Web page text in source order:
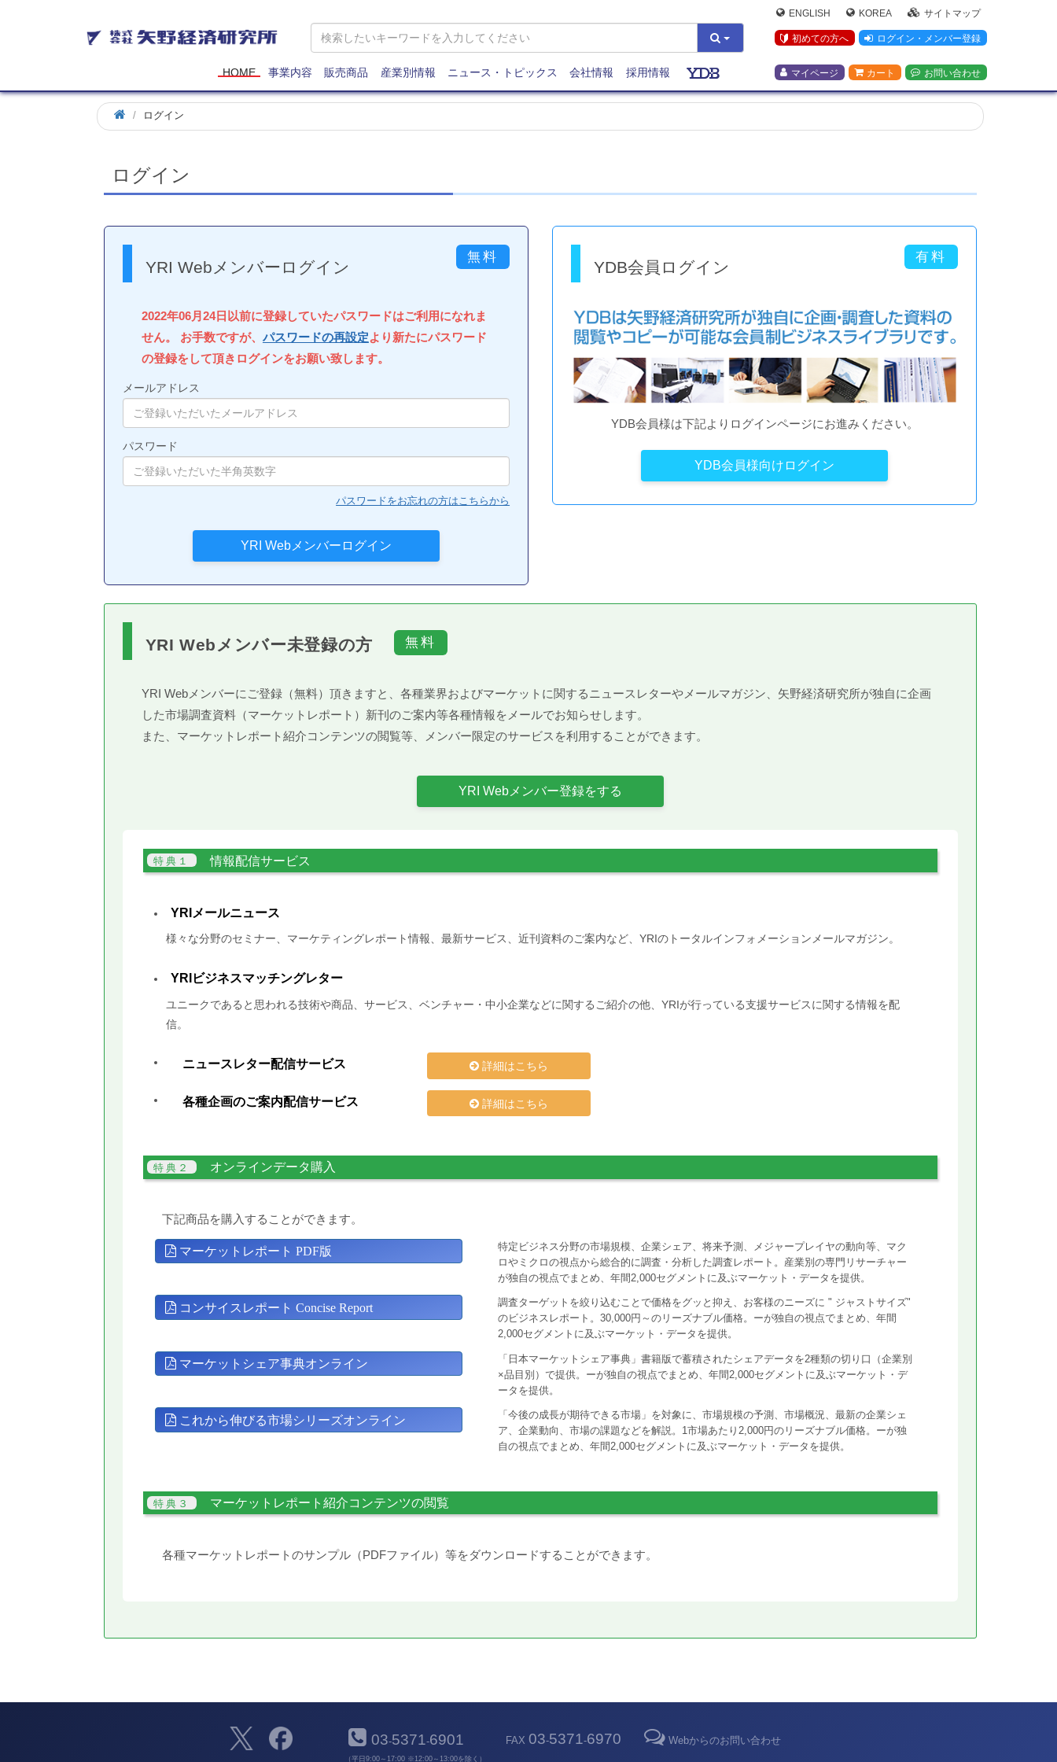
矢
野
研
究
所
ENGLISH KOREA サイトマップ
初めての方へ ログイン・メンバー登録
マイページ カート お問い合わせ
HOME 事業内容 販売商品 産業別情報 ニュース・トピックス 会社情報 採用情報
ログイン
ログイン
YRI Webメンバーログイン
2022年06月24日以前に登録していたパスワードはご利用になれま
せん。 お手数ですが、 パスワードの再設定より新たにパスワード
の登録をして頂きログインをお願い致します。
メールアドレス
パスワード
パスワードをお忘れの方はこちらから
YDB会員ログイン
YDB会員様は下記よりログインページにお進みください。
YDB会員様向けログイン
YRI Webメンバー未登録の方
YRI Webメンバーにご登録（無料）頂きますと、各種業界およびマーケットに関するニュースレターやメールマガジン、矢野経済研究所が独自に企画
した市場調査資料（マーケットレポート）新刊のご案内等各種情報をメールでお知らせします。
また、マーケットレポート紹介コンテンツの閲覧等、メンバー限定のサービスを利用することができます。
YRI Webメンバー登録をする
情報配信サービス
YRIメールニュース
様々な分野のセミナー、マーケティングレポート情報、最新サービス、近刊資料のご案内など、YRIのトータルインフォメーションメールマガジン。
YRIビジネスマッチングレター
ユニークであると思われる技術や商品、サービス、ベンチャー・中小企業などに関するご紹介の他、YRIが行っている支援サービスに関する情報を配
信。
ニュースレター配信サービス 詳細はこちら
各種企画のご案内配信サービス 詳細はこちら
オンラインデータ購入
下記商品を購入することができます。
マーケットレポート PDF版
特定ビジネス分野の市場規模、企業シェア、将来予測、メジャープレイヤの動向等、マク
ロやミクロの視点から総合的に調査・分析した調査レポート。産業別の専門リサーチャー
が独自の視点でまとめ、年間2,000セグメントに及ぶマーケット・データを提供。
コンサイスレポート Concise Report
調査ターゲットを絞り込むことで価格をグッと抑え、お客様のニーズに " ジャストサイズ"
のビジネスレポート。30,000円～のリーズナブル価格。ーが独自の視点でまとめ、年間
2,000セグメントに及ぶマーケット・データを提供。
マーケットシェア事典オンライン
「日本マーケットシェア事典」書籍版で蓄積されたシェアデータを2種類の切り口（企業別
×品目別）で提供。ーが独自の視点でまとめ、年間2,000セグメントに及ぶマーケット・デ
ータを提供。
これから伸びる市場シリーズオンライン
「今後の成長が期待できる市場」を対象に、市場規模の予測、市場概況、最新の企業シェ
ア、企業動向、市場の課題などを解説。1市場あたり2,000円のリーズナブル価格。ーが独
自の視点でまとめ、年間2,000セグメントに及ぶマーケット・データを提供。
マーケットレポート紹介コンテンツの閲覧
各種マーケットレポートのサンプル（PDFファイル）等をダウンロードすることができます。
03-5371-6901
（平日9:00～17:00 ※12:00～13:00を除く）
FAX 03-5371-6970 Webからのお問い合わせ